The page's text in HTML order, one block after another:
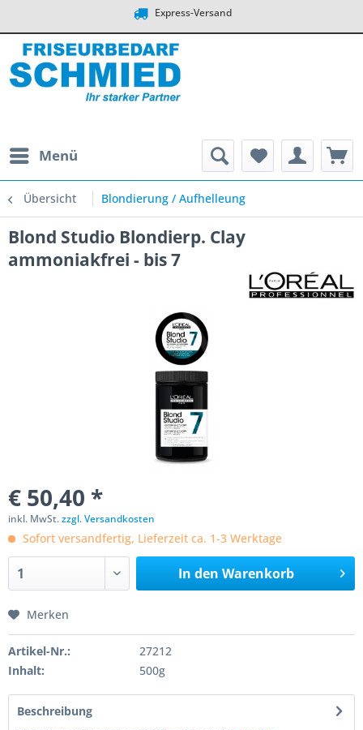
Express-Versand
Menü
Übersicht Blondierung / Aufhelleung
Blond Studio Blondierp. Clay
ammoniakfrei - bis 7
€ 50,40 *
inkl. MwSt.zzgl. Versandkosten
Sofort versandfertig, Lieferzeit ca. 1-3 Werktage
In den Warenkorb
Merken
Artikel-Nr.:
27212
Inhalt:
500g
Beschreibung